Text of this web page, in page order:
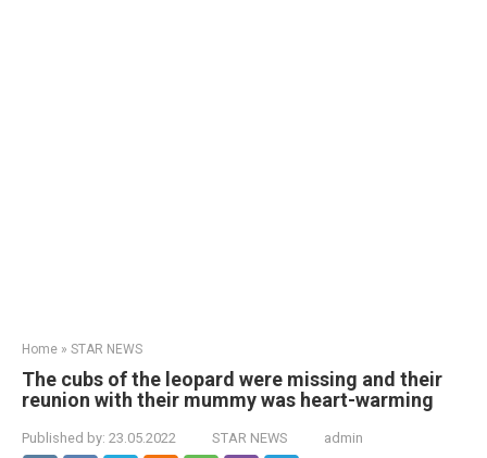
Home » STAR NEWS
The cubs of the leopard were missing and their
reunion with their mummy was heart-warming
Published by: 23.05.2022 STAR NEWS admin